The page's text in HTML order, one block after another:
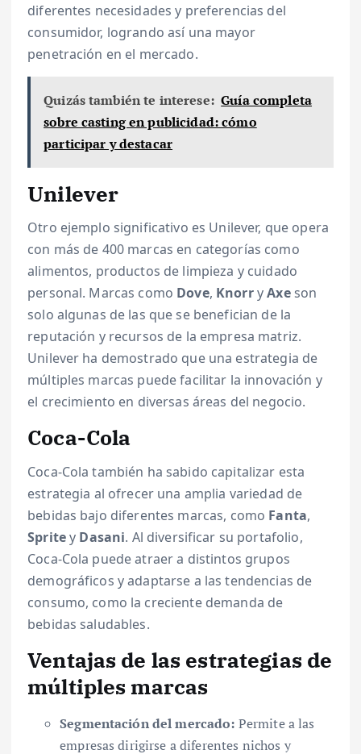
diferentes necesidades y preferencias del
consumidor, logrando así una mayor
penetración en el mercado.
Quizás también te interese: Guía completa
sobre casting en publicidad: cómo
participar y destacar
Unilever
Otro ejemplo significativo es Unilever, que opera
con más de 400 marcas en categorías como
alimentos, productos de limpieza y cuidado
personal. Marcas como Dove, KnorryAxeson
solo algunas de las que se benefician de la
reputación y recursos de la empresa matriz.
Unilever ha demostrado que una estrategia de
múltiples marcas puede facilitar la innovación y
el crecimiento en diversas áreas del negocio.
Coca-Cola
Coca-Cola también ha sabido capitalizar esta
estrategia al ofrecer una amplia variedad de
bebidas bajo diferentes marcas, como Fanta,
Spritey Dasani. Al diversificar su portafolio,
Coca-Cola puede atraer a distintos grupos
demográficos y adaptarse a las tendencias de
consumo, como la creciente demanda de
bebidas saludables.
Ventajas de las estrategias de
múltiples marcas
Segmentación del mercado: Permite a las
empresas dirigirse a diferentes nichos y